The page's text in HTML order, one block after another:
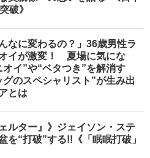
破》
なに変わるの？」36歳男性ラ
イが激変！ 夏場に気にな
オイ”や“ベタつき”を解消す
グのスペシャリスト”が生み出
とは
ルター』》ジェイソン・ステ
を“打破”する!!《「眠眠打破」